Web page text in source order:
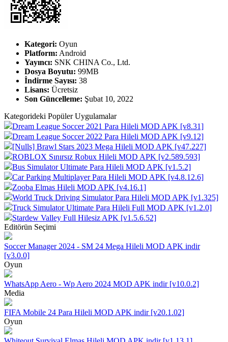
Kategori: Oyun
Platform: Android
Yayıncı: SNK CHINA Co., Ltd.
Dosya Boyutu: 99MB
İndirme Sayısı: 38
Lisans: Ücretsiz
Son Güncelleme: Şubat 10, 2022
Kategorideki Popüler Uygulamalar
Dream League Soccer 2021 Para Hileli MOD APK [v8.31]
Dream League Soccer 2022 Para Hileli MOD APK [v9.12]
[Nulls] Brawl Stars 2023 Mega Hileli MOD APK [v47.227]
ROBLOX Sınırsız Robux Hileli MOD APK [v2.589.593]
Bus Simulator Ultimate Para Hileli MOD APK [v1.5.2]
Car Parking Multiplayer Para Hileli MOD APK [v4.8.12.6]
Zooba Elmas Hileli MOD APK [v4.16.1]
World Truck Driving Simulator Para Hileli MOD APK [v1.325]
Truck Simulator Ultimate Para Hileli Full MOD APK [v1.2.0]
Stardew Valley Full Hilesiz APK [v1.5.6.52]
Editörün Seçimi
Soccer Manager 2024 - SM 24 Mega Hileli MOD APK indir
[v3.0.0]
Oyun
WhatsApp Aero - Wp Aero 2024 MOD APK indir [v10.0.2]
Media
FIFA Mobile 24 Para Hileli MOD APK indir [v20.1.02]
Oyun